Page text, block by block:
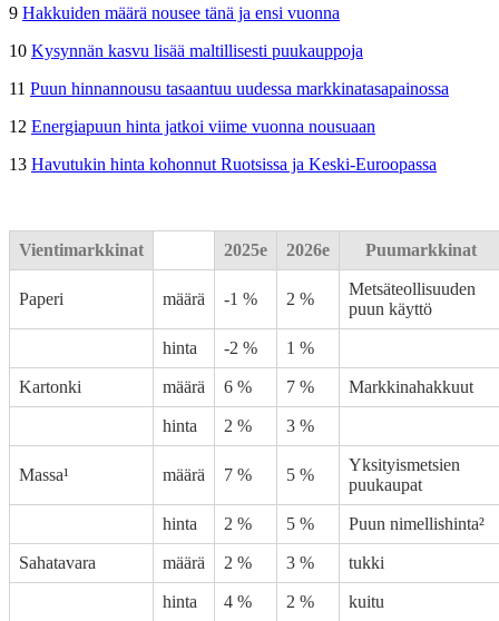
9 Hakkuiden määrä nousee tänä ja ensi vuonna
10 Kysynnän kasvu lisää maltillisesti puukauppoja
11 Puun hinnannousu tasaantuu uudessa markkinatasapainossa
12 Energiapuun hinta jatkoi viime vuonna nousuaan
13 Havutukin hinta kohonnut Ruotsissa ja Keski-Euroopassa
Vientimarkkinat 2025e 2026e Puumarkkinat
Paperi määrä -1 % 2 %
Metsäteollisuuden
puun käyttö
hinta -2 % 1 %
Kartonki määrä 6 % 7 % Markkinahakkuut
hinta 2 % 3 %
Massa¹ määrä 7 % 5 %
Yksityismetsien
puukaupat
hinta 2 % 5 % Puun nimellishinta²
Sahatavara määrä 2 % 3 % tukki
hinta 4 % 2 % kuitu